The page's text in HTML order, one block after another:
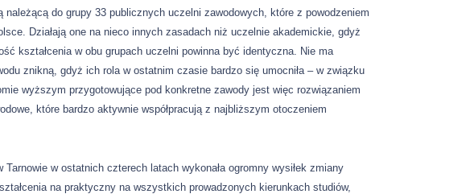
należącą do grupy 33 publicznych uczelni zawodowych, które z powodzeniem
Działają one na nieco innych zasadach niż uczelnie akademickie, gdyż
kształcenia w obu grupach uczelni powinna być identyczna. Nie ma
znikną, gdyż ich rola w ostatnim czasie bardzo się umocniła – w związku
wyższym przygotowujące pod konkretne zawody jest więc rozwiązaniem
które bardzo aktywnie współpracują z najbliższym otoczeniem
Tarnowie w ostatnich czterech latach wykonała ogromny wysiłek zmiany
na praktyczny na wszystkich prowadzonych kierunkach studiów,